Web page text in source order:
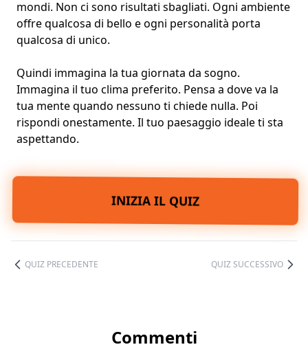
mondi. Non ci sono risultati sbagliati. Ogni ambiente
offre qualcosa di bello e ogni personalità porta
qualcosa di unico.
Quindi immagina la tua giornata da sogno.
Immagina il tuo clima preferito. Pensa a dove va la
tua mente quando nessuno ti chiede nulla. Poi
rispondi onestamente. Il tuo paesaggio ideale ti sta
aspettando.
INIZIA IL QUIZ
QUIZ PRECEDENTE QUIZ SUCCESSIVO
Commenti